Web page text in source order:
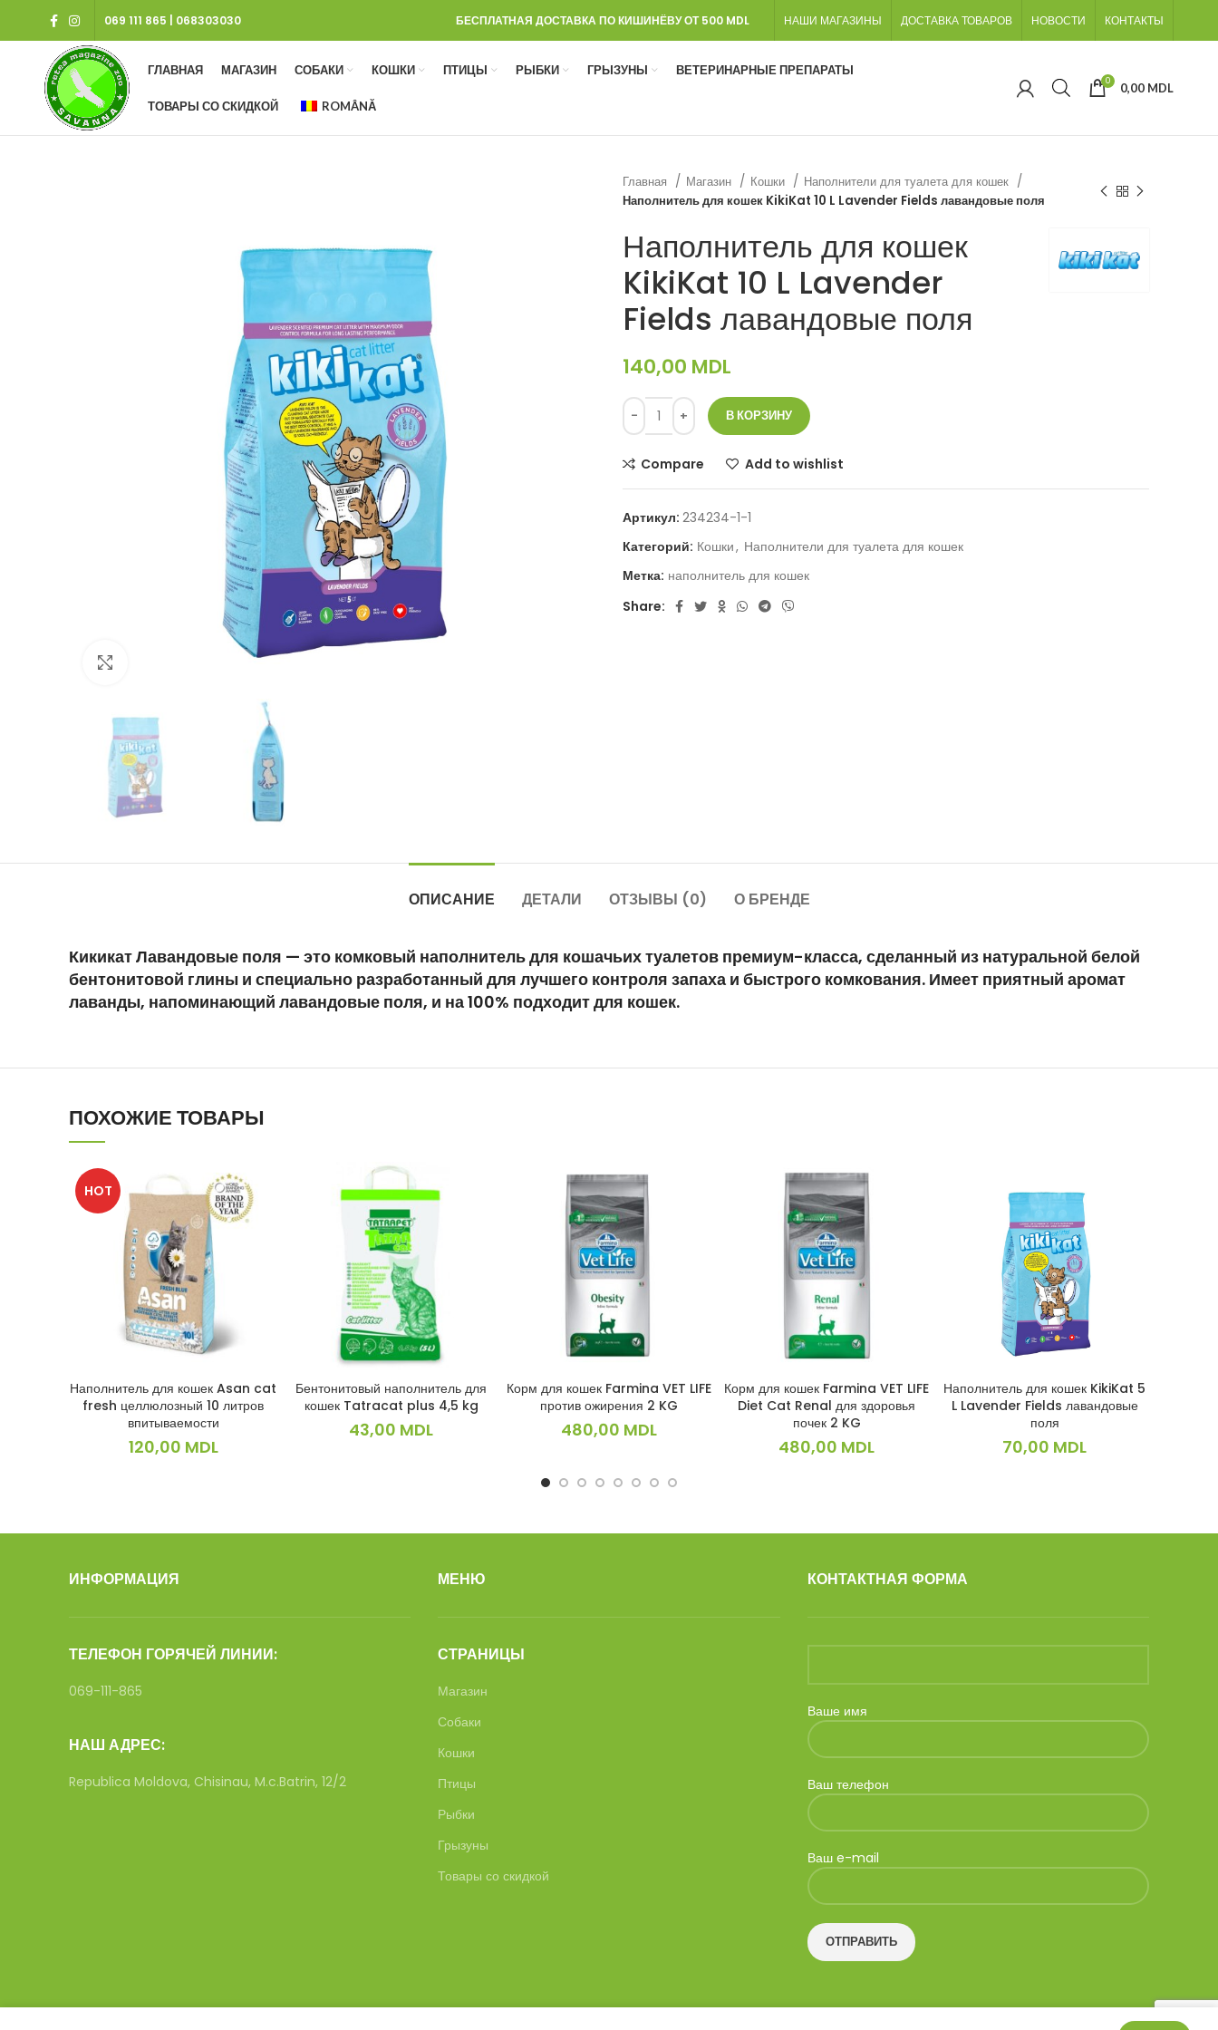
069 111 865 068303030 БЕСПЛАТНАЯ ДОСТАВКА ПО КИШИНЁВУ ОТ 500 MDL НАШИ МАГАЗИНЫ ДОСТАВКА ТОВАРОВ НОВОСТИ КОНТАКТЫ
ГЛАВНАЯ МАГАЗИН СОБАКИ КОШКИ ПТИЦЫ РЫБКИ ГРЫЗУНЫ ВЕТЕРИНАРНЫЕ ПРЕПАРАТЫ
ТОВАРЫ СО СКИДКОЙ ROMÂNĂ
0 0,00 MDL
Нажмите, чтобы увеличить
Главная Магазин Кошки
Наполнители для туалета для кошек
Наполнитель для кошек KikiKat 10 L Lavender Fields лавандовые поля
Наполнитель для кошек
KikiKat 10 L Lavender
Fields лавандовые поля
140,00 MDL
В КОРЗИНУ
Compare Add to wishlist
Артикул: 234234-1-1
Категорий: Кошки, Наполнители для туалета для кошек
Метка: наполнитель для кошек
Share:
ОПИСАНИЕ ДЕТАЛИ ОТЗЫВЫ (0) О БРЕНДЕ
Кикикат Лавандовые поля — это комковый наполнитель для кошачьих туалетов премиум-класса, сделанный из натуральной белой
бентонитовой глины и специально разработанный для лучшего контроля запаха и быстрого комкования. Имеет приятный аромат
лаванды, напоминающий лавандовые поля, и на 100% подходит для кошек.
ПОХОЖИЕ ТОВАРЫ
HOT
В КОРЗИНУ
Наполнитель для кошек Asan cat
fresh целлюлозный 10 литров
впитываемости
120,00 MDL
В КОРЗИНУ
Бентонитовый наполнитель для
кошек Tatracat plus 4,5 kg
43,00 MDL
В КОРЗИНУ
Корм для кошек Farmina VET LIFE
против ожирения 2 KG
480,00 MDL
В КОРЗИНУ
Корм для кошек Farmina VET LIFE
Diet Cat Renal для здоровья
почек 2 KG
480,00 MDL
В КОРЗИНУ
Наполнитель для кошек KikiKat 5
L Lavender Fields лавандовые
поля
70,00 MDL
ИНФОРМАЦИЯ
ТЕЛЕФОН ГОРЯЧЕЙ ЛИНИИ:
069-111-865
НАШ АДРЕС:
Republica Moldova, Chisinau, M.c.Batrin, 12/2
МЕНЮ
СТРАНИЦЫ
Магазин
Собаки
Кошки
Птицы
Рыбки
Грызуны
Товары со скидкой
КОНТАКТНАЯ ФОРМА
Ваше имя
Ваш телефон
Ваш e-mail